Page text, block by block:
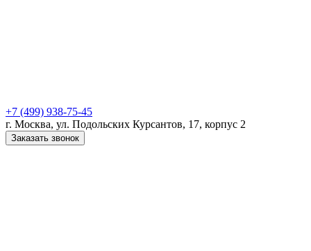
+7 (499) 938-75-45
г. Москва, ул. Подольских Курсантов, 17, корпус 2
Заказать звонок